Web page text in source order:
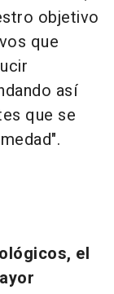
objetivo
que
así
que se
el